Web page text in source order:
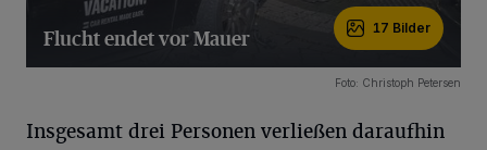
Flucht endet vor Mauer 17 Bilder
Foto: Christoph Petersen
Insgesamt drei Personen verließen daraufhin